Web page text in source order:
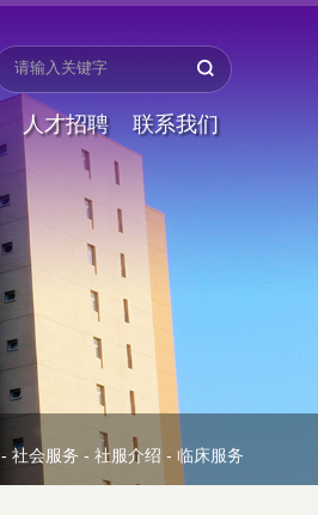
人才招聘 联系我们
- 社会服务 - 社服介绍 - 临床服务